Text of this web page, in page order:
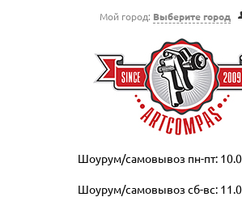
Мой город: Выберите город
Шоурум/самовывоз пн-пт:
Шоурум/самовывоз сб-вс: